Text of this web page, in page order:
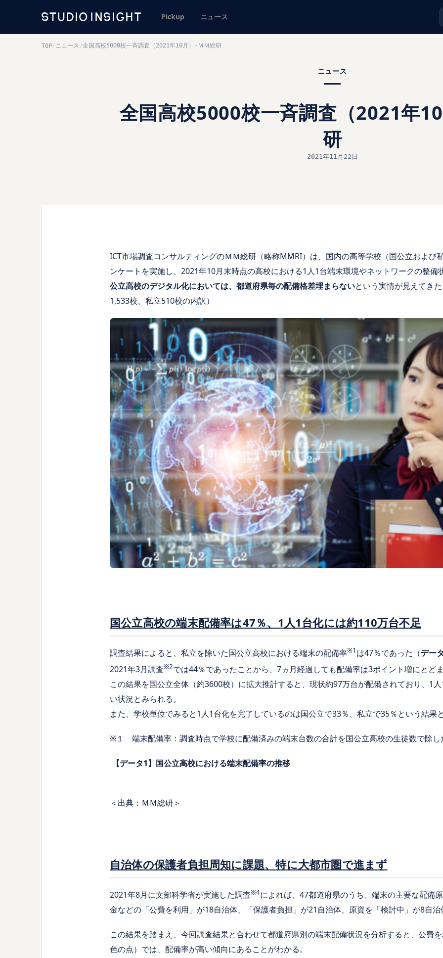
Pickup ニュース
TOP/ニュース /全国高校5000校一斉調査（2021年10月）-ＭＭ総研
ニュース
全国高校5000校一斉調査（2021年
研
2021年11月22日
ICT市場調査コンサルティングのＭＭ総研（略称MMRI）は、国内の高等学校（国公立および
ンケートを実施し、2021年10月末時点の高校における1人1台端末環境やネットワークの整備
公立高校のデジタル化においては、都道府県毎の配備格差埋まらないという実情が見えてき
1,533校、私立510校の内訳）
国公立高校の端末配備率は47％、1人1台化には約110万台不足
調査結果によると、私立を除いた国公立高校における端末の配備率※1 は47％であった（デー
2021年3月調査※2では44％であったことから、7ヵ月経過しても配備率は3ポイント増にとど
この結果を国公立全体（約3600校）に拡大推計すると、現状約97万台が配備されており、1
い状況とみられる。
また、学校単位でみると1人1台化を完了しているのは国公立で33％、私立で35％という結果
※１ 端末配備率：調査時点で学校に配備済みの端末台数の合計を国公立高校の生徒数で除し
【データ1】国公立高校における端末配備率の推移
＜出典：ＭＭ総研＞
自治体の保護者負担周知に課題、特に大都市圏で進まず
2021年8月に文部科学省が実施した調査※4によれば、47都道府県のうち、端末の主要な配備
金などの「公費を利用」が18自治体、「保護者負担」が21自治体、原資を「検討中」が8自
この結果を踏まえ、今回調査結果と合わせて都道府県別の端末配備状況を分析すると、公費
色の点）では、配備率が高い傾向にあることがわかる。